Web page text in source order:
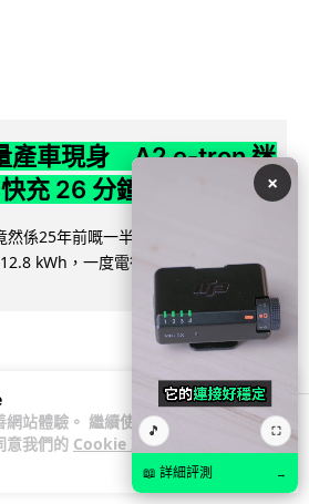
站體驗。 繼續使用
意我們的 Cookie 政
產車現身 A2 e-tron 迷
充 26 分鐘充滿 8 成電
係25年前嘅一半。 A2 e-tron 風阻低
kWh，一度電行到7.8公里。6...
城中熱話
×
🎵 ⛶
📖 詳細評測 →